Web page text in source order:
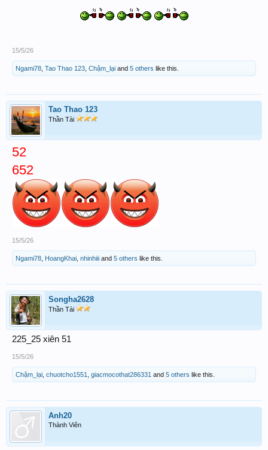
15/5/26
Ngami78 Tao Thao 123 Chậm_lại and 5 others like this.
Tao Thao 123
Thần Tài
52
652
15/5/26
Ngami78 HoangKhai nhinhiii and 5 others like this.
Songha2628
Thần Tài
225_25 xiên 51
15/5/26
Chậm_lại chuotcho1551 giacmocothat286331 and 5 others like this.
Anh20
Thành Viên